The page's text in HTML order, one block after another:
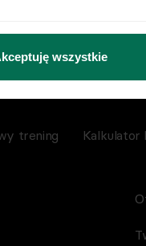
wszystkie
trening Kalkulator